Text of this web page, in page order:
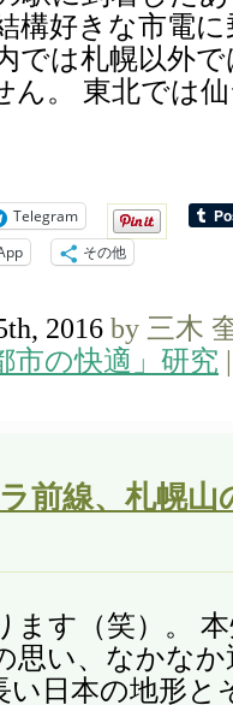
構好きな市電
では札幌以外
ん。 東北では
Telegram
その他
2016 by 三木
市の快適」研究
前線、札幌
ます（笑）。
思い、なかな
い日本の地形と